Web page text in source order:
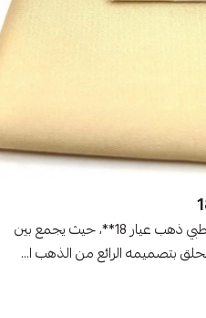
استمتعي بتصميم مميز مع **حلق طبي ذهب عيار 18**، حيث يجمع بين
بتصميمه الرائع من الذهب ا...